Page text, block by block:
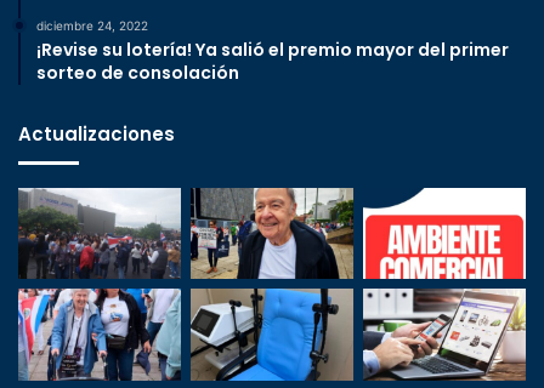
diciembre 24, 2022
¡Revise su lotería! Ya salió el premio mayor del primer
sorteo de consolación
Actualizaciones